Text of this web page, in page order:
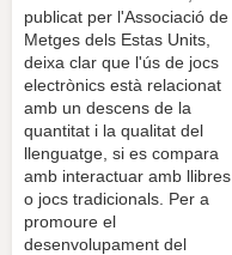
publicat per l'Associació de
Metges dels Estas Units,
deixa clar que l'ús de jocs
electrònics està relacionat
amb un descens de la
quantitat i la qualitat del
llenguatge, si es compara
amb interactuar amb llibres
o jocs tradicionals. Per a
promoure el
desenvolupament del